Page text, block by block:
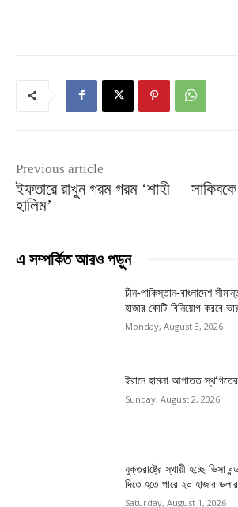
Previous article
ইফতারে রাখুন গরম গরম ‘শাহী
হালিম’
এ সম্পর্কিত আরও পড়ুন
চীন-পাকিস্তান-বাংলাদেশ
হাজার কোটি বিনিয়োগ করবে
Monday, August 3, 2026
ইরানে হামলা আপাতত স্থগিতের
Sunday, August 2, 2026
যুক্তরাষ্ট্রে স্থায়ী হচ্ছে ভিসা
দিতে হতে পারে ২০ হাজার ডলার
Saturday, August 1, 2026